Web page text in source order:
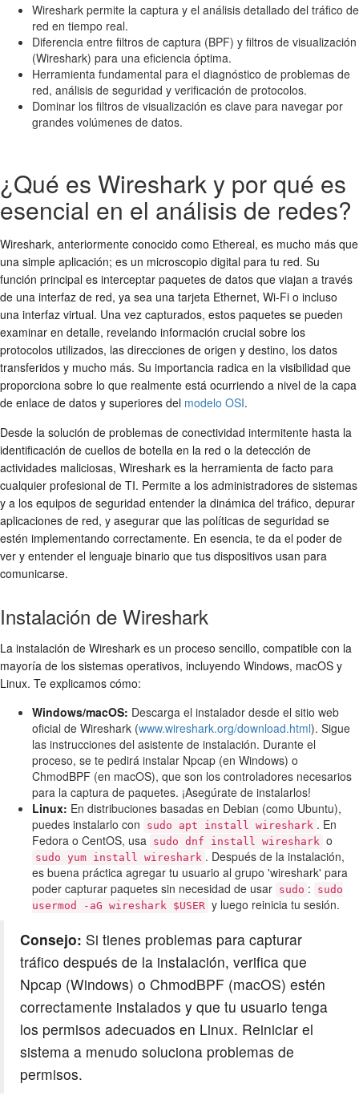
Wireshark permite la captura y el análisis detallado del tráfico de
red en tiempo real.
Diferencia entre filtros de captura (BPF) y filtros de visualización
(Wireshark) para una eficiencia óptima.
Herramienta fundamental para el diagnóstico de problemas de
red, análisis de seguridad y verificación de protocolos.
Dominar los filtros de visualización es clave para navegar por
grandes volúmenes de datos.
¿Qué es Wireshark y por qué es
esencial en el análisis de redes?
Wireshark, anteriormente conocido como Ethereal, es mucho más que
una simple aplicación; es un microscopio digital para tu red. Su
función principal es interceptar paquetes de datos que viajan a través
de una interfaz de red, ya sea una tarjeta Ethernet, Wi-Fi o incluso
una interfaz virtual. Una vez capturados, estos paquetes se pueden
examinar en detalle, revelando información crucial sobre los
protocolos utilizados, las direcciones de origen y destino, los datos
transferidos y mucho más. Su importancia radica en la visibilidad que
proporciona sobre lo que realmente está ocurriendo a nivel de la capa
de enlace de datos y superiores del modelo OSI.
Desde la solución de problemas de conectividad intermitente hasta la
identificación de cuellos de botella en la red o la detección de
actividades maliciosas, Wireshark es la herramienta de facto para
cualquier profesional de TI. Permite a los administradores de sistemas
y a los equipos de seguridad entender la dinámica del tráfico, depurar
aplicaciones de red, y asegurar que las políticas de seguridad se
estén implementando correctamente. En esencia, te da el poder de
ver y entender el lenguaje binario que tus dispositivos usan para
comunicarse.
Instalación de Wireshark
La instalación de Wireshark es un proceso sencillo, compatible con la
mayoría de los sistemas operativos, incluyendo Windows, macOS y
Linux. Te explicamos cómo:
Windows/macOS: Descarga el instalador desde el sitio web
oficial de Wireshark (www.wireshark.org/download.html). Sigue
las instrucciones del asistente de instalación. Durante el
proceso, se te pedirá instalar Npcap (en Windows) o
ChmodBPF (en macOS), que son los controladores necesarios
para la captura de paquetes. ¡Asegúrate de instalarlos!
Linux: En distribuciones basadas en Debian (como Ubuntu),
puedes instalarlo con
sudo apt install wireshark . En
Fedora o CentOS, usa
sudo dnf install wireshark o
sudo yum install wireshark . Después de la instalación,
es buena práctica agregar tu usuario al grupo 'wireshark' para
poder capturar paquetes sin necesidad de usar sudo :
sudo
usermod -aG wireshark $USER y luego reinicia tu sesión.
Consejo: Si tienes problemas para capturar
tráfico después de la instalación, verifica que
Npcap (Windows) o ChmodBPF (macOS) estén
correctamente instalados y que tu usuario tenga
los permisos adecuados en Linux. Reiniciar el
sistema a menudo soluciona problemas de
permisos.